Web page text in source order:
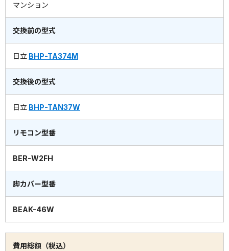
マンション
交換前の型式
日立 BHP-TA374M
交換後の型式
日立 BHP-TAN37W
リモコン型番
BER-W2FH
脚カバー型番
BEAK-46W
費用総額（税込）